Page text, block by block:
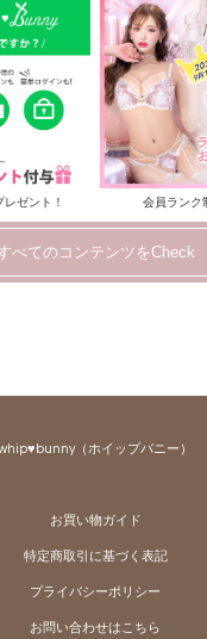
ゼント！ 会員ランク
べてのコンテンツをCheck
（ホイップバニー）
お買い物ガイド
特定商取引に基づく表記
プライバシーポリシー
お問い合わせはこちら